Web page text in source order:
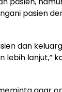
pasien
dan
lanjut,”